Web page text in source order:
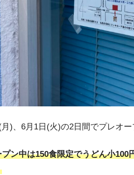
)、6月1日(火)の2日間でプレオー
ン中は150食限定でうどん小